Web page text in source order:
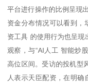
平台进行操作的比例呈现
资金分布情况可以看到，
资工具 的使用行为也呈现
观察，与“AI人工 智能炒
高位区间。受访的投机型
人表示天臣配资，在明